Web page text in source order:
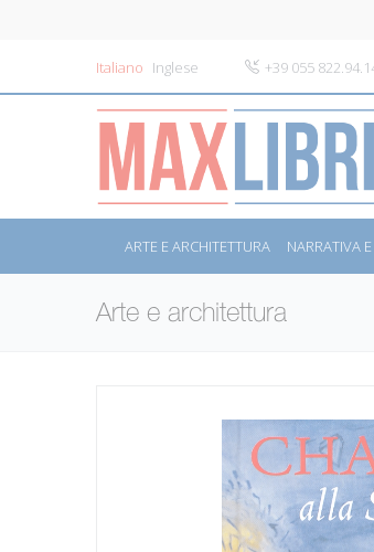
Italiano Inglese +39 055
ARTE E ARCHITETTURA NARRATIVA
Arte e architettura